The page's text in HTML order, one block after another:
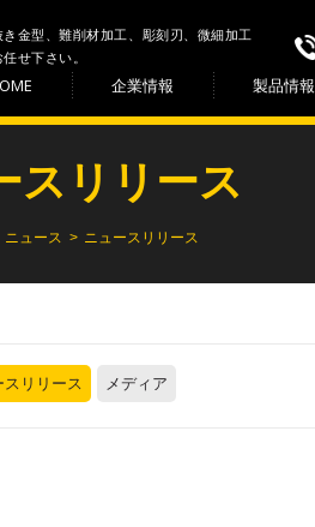
金型、難削材加工、彫刻刃、微細加工
せ下さい。
企業情報
経営理念
環境方針
会社概要
沿革
拠点情報
製品情報
スリリース
ニュース ニュースリリース
スリリース メディア